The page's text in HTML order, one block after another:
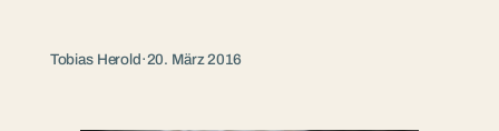
Tobias Herold·20. März 2016